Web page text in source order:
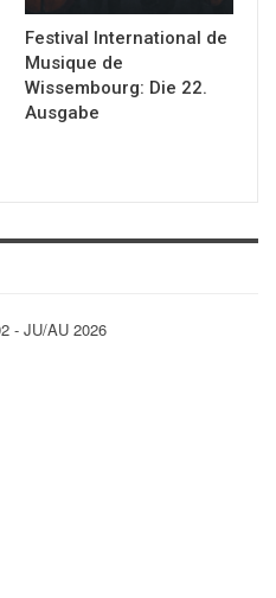
Festival International de
Musique de
Wissembourg: Die 22.
Ausgabe
- JU/AU 2026